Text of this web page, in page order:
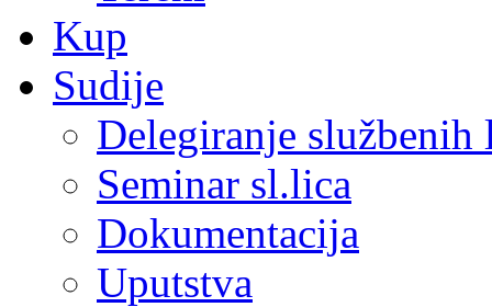
Kup
Sudije
Delegiranje službenih
Seminar sl.lica
Dokumentacija
Uputstva